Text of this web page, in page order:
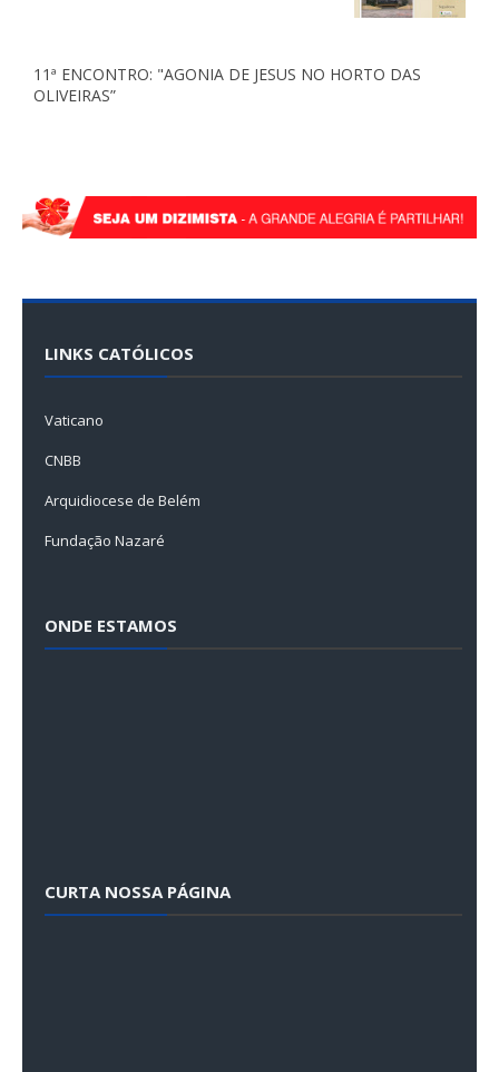
11ª ENCONTRO: "AGONIA DE JESUS NO HORTO DAS
OLIVEIRAS”
LINKS CATÓLICOS
Vaticano
CNBB
Arquidiocese de Belém
Fundação Nazaré
ONDE ESTAMOS
CURTA NOSSA PÁGINA